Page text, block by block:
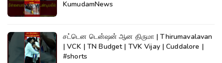
KumudamNews
சட்டென டென்ஷன் ஆன திருமா | Thirumavalavan
| VCK | TN Budget | TVK Vijay | Cuddalore |
#shorts